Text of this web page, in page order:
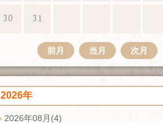
30 31
前月 当月 次月
2026年
2026年08月(4)